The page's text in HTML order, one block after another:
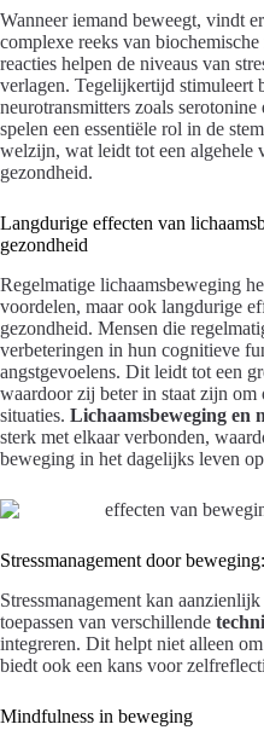
Wanneer iemand beweegt, vindt
complexe reeks van biochemische
reacties helpen de niveaus van
verlagen. Tegelijkertijd stimuleert
neurotransmitters zoals
spelen een essentiële rol in de
welzijn, wat leidt tot een algehele
gezondheid.
Langdurige effecten van
gezondheid
Regelmatige lichaamsbeweging
voordelen, maar ook langdurige
gezondheid. Mensen die
verbeteringen in hun cognitieve
angstgevoelens. Dit leidt tot een
waardoor zij beter in staat zijn om
situaties. Lichaamsbeweging en
sterk met elkaar verbonden,
beweging in het dagelijks leven
Stressmanagement door
Stressmanagement kan
toepassen van verschillende
integreren. Dit helpt niet alleen
biedt ook een kans voor
Mindfulness in beweging